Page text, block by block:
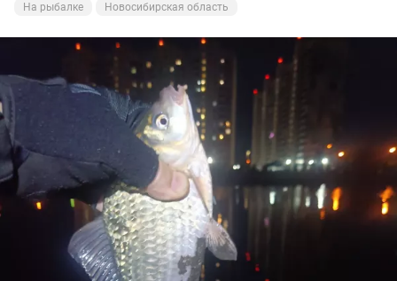
На рыбалке Новосибирская область